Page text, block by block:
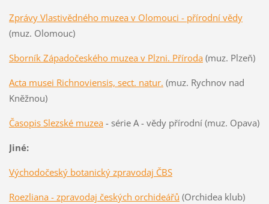
Zprávy Vlastivědného muzea v Olomouci - přírodní vědy
(muz. Olomouc)
Sborník Západočeského muzea v Plzni. Příroda(muz. Plzeň)
Acta musei Richnoviensis, sect. natur. (muz. Rychnov nad
Kněžnou)
Časopis Slezské muzea- série A - vědy přírodní (muz. Opava)
Jiné:
Východočeský botanický zpravodaj ČBS
Roezliana - zpravodaj českých orchideářů (Orchidea klub)